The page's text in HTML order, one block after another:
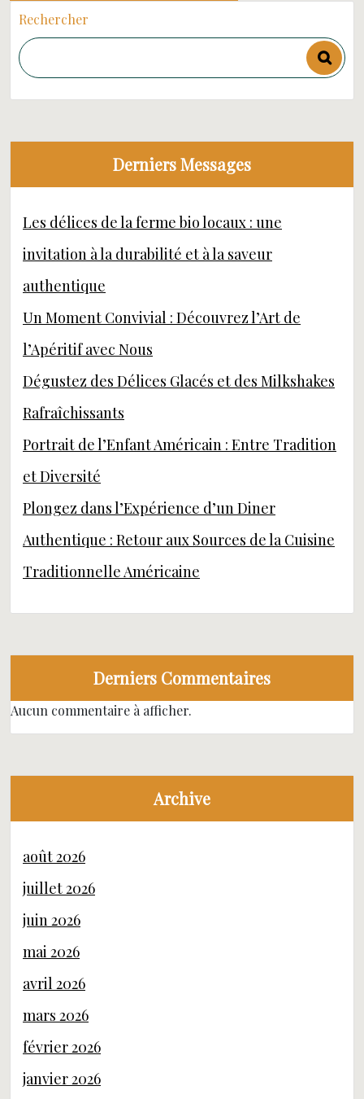
Rechercher
Derniers Messages
Les délices de la ferme bio locaux : une
invitation à la durabilité et à la saveur
authentique
Un Moment Convivial : Découvrez l’Art de
l’Apéritif avec Nous
Dégustez des Délices Glacés et des Milkshakes
Rafraîchissants
Portrait de l’Enfant Américain : Entre Tradition
et Diversité
Plongez dans l’Expérience d’un Diner
Authentique : Retour aux Sources de la Cuisine
Traditionnelle Américaine
Derniers Commentaires
Aucun commentaire à afficher.
Archive
août 2026
juillet 2026
juin 2026
mai 2026
avril 2026
mars 2026
février 2026
janvier 2026